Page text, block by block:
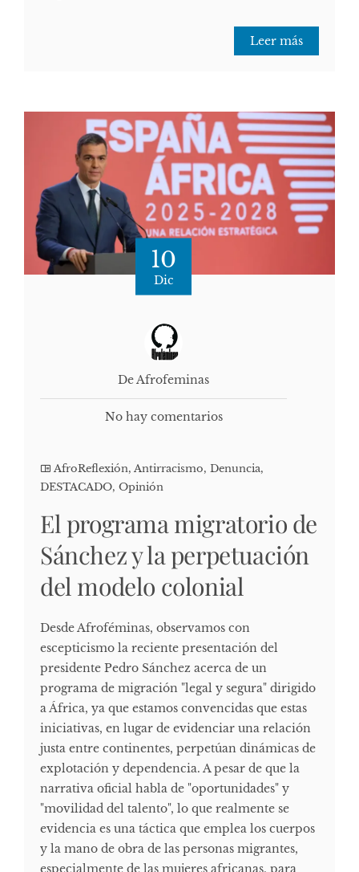
Leer más
10
Dic
De Afrofeminas
No hay comentarios
AfroReflexión, Antirracismo, Denuncia,
DESTACADO, Opinión
El programa migratorio de
Sánchez y la perpetuación
del modelo colonial
Desde Afroféminas, observamos con
escepticismo la reciente presentación del
presidente Pedro Sánchez acerca de un
programa de migración "legal y segura" dirigido
a África, ya que estamos convencidas que estas
iniciativas, en lugar de evidenciar una relación
justa entre continentes, perpetúan dinámicas de
explotación y dependencia. A pesar de que la
narrativa oficial habla de "oportunidades" y
"movilidad del talento", lo que realmente se
evidencia es una táctica que emplea los cuerpos
y la mano de obra de las personas migrantes,
especialmente de las mujeres africanas, para